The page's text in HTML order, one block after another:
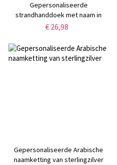
Gepersonaliseerde
strandhanddoek met naam in
scriptstijl, snel drogende
zomervakantie/strandfeestgunst,
cadeau voor
haar/familie/vrienden
€ 26,98
Gepersonaliseerde Arabische
naamketting van sterlingzilver